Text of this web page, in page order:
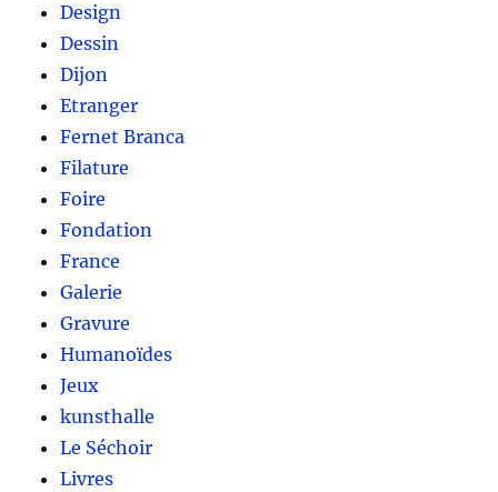
Design
Dessin
Dijon
Etranger
Fernet Branca
Filature
Foire
Fondation
France
Galerie
Gravure
Humanoïdes
Jeux
kunsthalle
Le Séchoir
Livres